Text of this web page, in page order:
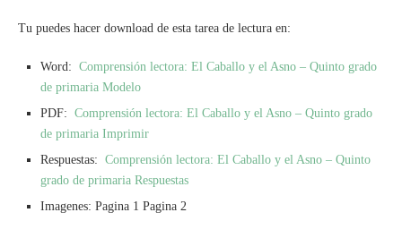
Tu puedes hacer download de esta tarea de lectura en:
Word: Comprensión lectora: El Caballo y el Asno – Quinto grado
de primaria Modelo
PDF: Comprensión lectora: El Caballo y el Asno – Quinto grado
de primaria Imprimir
Respuestas: Comprensión lectora: El Caballo y el Asno – Quinto
grado de primaria Respuestas
Imagenes: Pagina 1 Pagina 2